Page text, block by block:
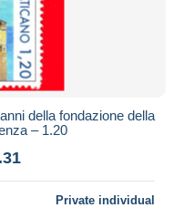
della fondazione della
– 1.20
Private individual